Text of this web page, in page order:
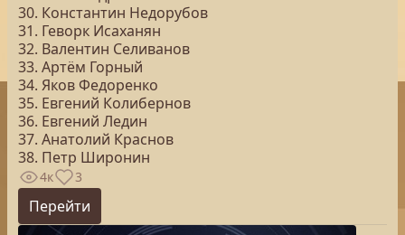
30. Константин Недорубов
31. Геворк Исаханян
32. Валентин Селиванов
33. Артём Горный
34. Яков Федоренко
35. Евгений Колибернов
36. Евгений Ледин
37. Анатолий Краснов
38. Петр Широнин
4к 3
Перейти